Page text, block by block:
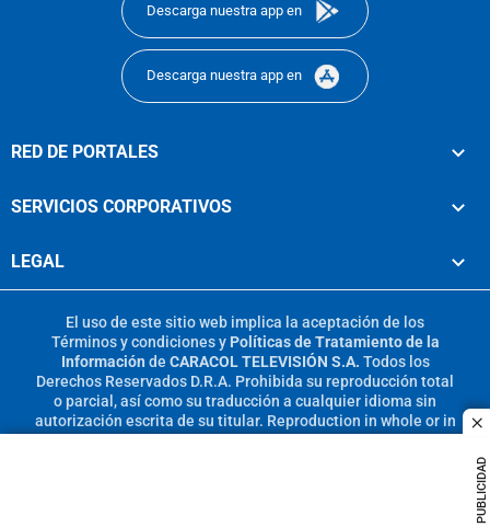
PUBLICIDAD
Descarga nuestra app en
Descarga nuestra app en
RED DE PORTALES
SERVICIOS CORPORATIVOS
LEGAL
El uso de este sitio web implica la aceptación de los
Términos y condicionesy Políticas de Tratamiento de la
Información de CARACOL TELEVISIÓN S.A. Todos los
Derechos Reservados D.R.A. Prohibida su reproducción total
o parcial, así como su traducción a cualquier idioma sin
autorización escrita de su titular. Reproduction in whole or in